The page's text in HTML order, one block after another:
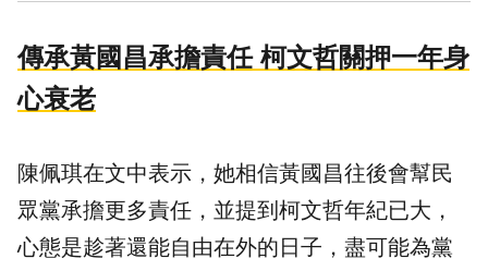
傳承黃國昌承擔責任 柯文哲關押一年身
心衰老
陳佩琪在文中表示，她相信黃國昌往後會幫民
眾黨承擔更多責任，並提到柯文哲年紀已大，
心態是趁著還能自由在外的日子，盡可能為黨